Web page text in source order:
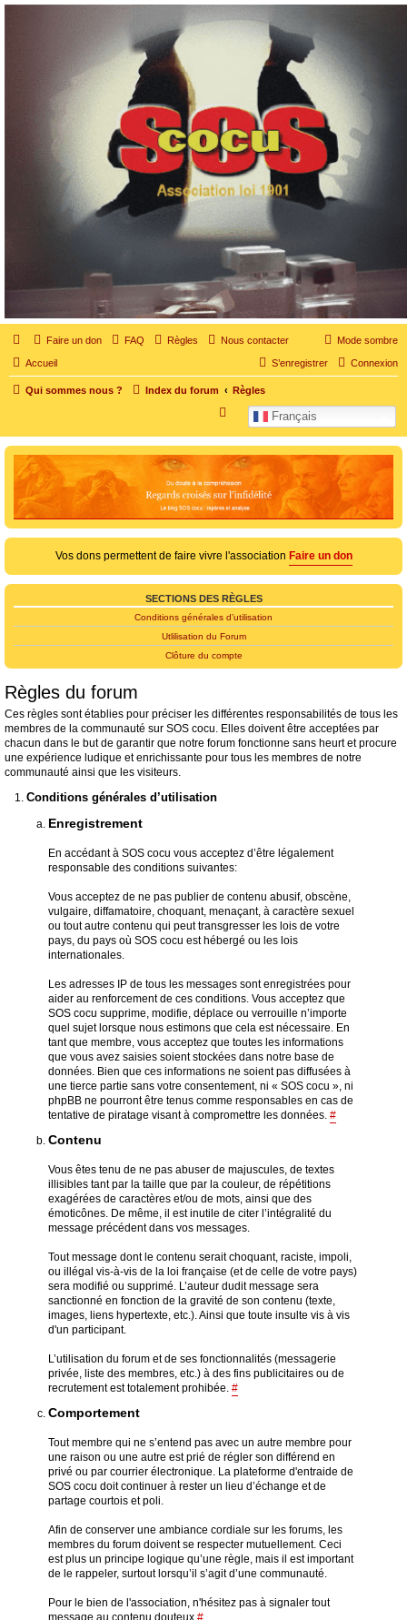
SOS cocu
SOS cocu est une association loi 1901 dont l'objet est le soutien aux victimes d'adultère.
Pouvoir parler, se confier, recevoir un soutien moral pour traverser une situation
personnelle douloureuse
Mode sombre
Faire un don FAQ Règles Nous contacter
Accueil Connexion
S’enregistrer
Qui sommes nous ? Index du forum Règles
Français
c
e
r
e
r
Vos dons permettent de faire vivre l'association Faire un don
SECTIONS DES RÈGLES
Conditions générales d’utilisation
Utlilisation du Forum
Clôture du compte
Règles du forum
Ces règles sont établies pour préciser les différentes responsabilités de tous les
membres de la communauté sur SOS cocu. Elles doivent être acceptées par
chacun dans le but de garantir que notre forum fonctionne sans heurt et procure
une expérience ludique et enrichissante pour tous les membres de notre
communauté ainsi que les visiteurs.
Conditions générales d’utilisation
Enregistrement
En accédant à SOS cocu vous acceptez d’être légalement
responsable des conditions suivantes:
Vous acceptez de ne pas publier de contenu abusif, obscène,
vulgaire, diffamatoire, choquant, menaçant, à caractère sexuel
ou tout autre contenu qui peut transgresser les lois de votre
pays, du pays où SOS cocu est hébergé ou les lois
internationales.
Les adresses IP de tous les messages sont enregistrées pour
aider au renforcement de ces conditions. Vous acceptez que
SOS cocu supprime, modifie, déplace ou verrouille n’importe
quel sujet lorsque nous estimons que cela est nécessaire. En
tant que membre, vous acceptez que toutes les informations
que vous avez saisies soient stockées dans notre base de
données. Bien que ces informations ne soient pas diffusées à
une tierce partie sans votre consentement, ni « SOS cocu », ni
phpBB ne pourront être tenus comme responsables en cas de
tentative de piratage visant à compromettre les données. #
Contenu
Vous êtes tenu de ne pas abuser de majuscules, de textes
illisibles tant par la taille que par la couleur, de répétitions
exagérées de caractères et/ou de mots, ainsi que des
émoticônes. De même, il est inutile de citer l’intégralité du
message précédent dans vos messages.
Tout message dont le contenu serait choquant, raciste, impoli,
ou illégal vis-à-vis de la loi française (et de celle de votre pays)
sera modifié ou supprimé. L’auteur dudit message sera
sanctionné en fonction de la gravité de son contenu (texte,
images, liens hypertexte, etc.). Ainsi que toute insulte vis à vis
d'un participant.
L’utilisation du forum et de ses fonctionnalités (messagerie
privée, liste des membres, etc.) à des fins publicitaires ou de
recrutement est totalement prohibée. #
Comportement
Tout membre qui ne s’entend pas avec un autre membre pour
une raison ou une autre est prié de régler son différend en
privé ou par courrier électronique. La plateforme d'entraide de
SOS cocu doit continuer à rester un lieu d’échange et de
partage courtois et poli.
Afin de conserver une ambiance cordiale sur les forums, les
membres du forum doivent se respecter mutuellement. Ceci
est plus un principe logique qu’une règle, mais il est important
de le rappeler, surtout lorsqu’il s’agit d’une communauté.
Pour le bien de l'association, n'hésitez pas à signaler tout
message au contenu douteux #